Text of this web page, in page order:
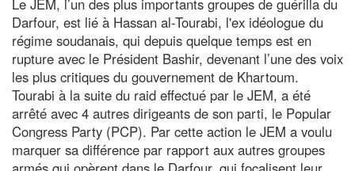
Darfour, est lié à Hassan al-Tourabi, l'ex idéologue du
régime soudanais, qui depuis quelque temps est en
rupture avec le Président Bashir, devenant l’une des voix
les plus critiques du gouvernement de Khartoum.
Tourabi à la suite du raid effectué par le JEM, a été
arrêté avec 4 autres dirigeants de son parti, le Popular
Congress Party (PCP). Par cette action le JEM a voulu
marquer sa différence par rapport aux autres groupes